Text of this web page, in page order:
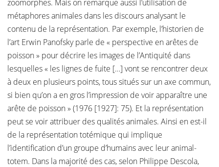
zoomorphes. Mais on remarque aussi l’utilisation de
métaphores animales dans les discours analysant le
contenu de la représentation. Par exemple, l’historien de
l’art Erwin Panofsky parle de « perspective en arêtes de
poisson » pour décrire les images de l’Antiquité dans
lesquelles « les lignes de fuite […] vont se rencontrer deux
à deux en plusieurs points, tous situés sur un axe commun,
si bien qu’on a en gros l’impression de voir apparaître une
arête de poisson » (1976 [1927]: 75). Et la représentation
peut se voir attribuer des qualités animales. Ainsi en est-il
de la représentation totémique qui implique
l’identification d’un groupe d’humains avec leur animal-
totem. Dans la majorité des cas, selon Philippe Descola,